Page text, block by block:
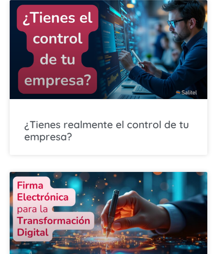
¿Tienes realmente el control de tu
empresa?